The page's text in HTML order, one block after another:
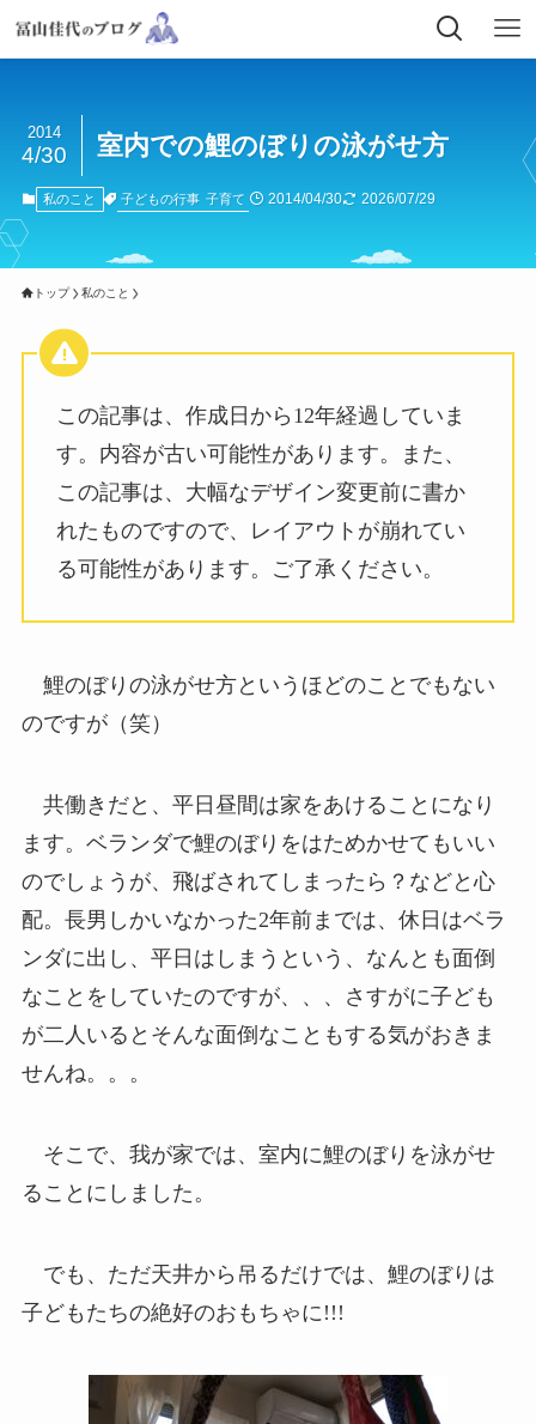
室内での鯉のぼりの泳がせ方
2014
4/30
私のこと 子どもの行事 子育て 2014/04/30 2026/07/29
トップ 私のこと
この記事は、作成日から12年経過していま
す。内容が古い可能性があります。また、
この記事は、大幅なデザイン変更前に書か
れたものですので、レイアウトが崩れてい
る可能性があります。ご了承ください。
鯉のぼりの泳がせ方というほどのことでもない
のですが（笑）
共働きだと、平日昼間は家をあけることになり
ます。ベランダで鯉のぼりをはためかせてもいい
のでしょうが、飛ばされてしまったら？などと心
配。長男しかいなかった2年前までは、休日はベラ
ンダに出し、平日はしまうという、なんとも面倒
なことをしていたのですが、、、さすがに子ども
が二人いるとそんな面倒なこともする気がおきま
せんね。。。
そこで、我が家では、室内に鯉のぼりを泳がせ
ることにしました。
でも、ただ天井から吊るだけでは、鯉のぼりは
子どもたちの絶好のおもちゃに!!!